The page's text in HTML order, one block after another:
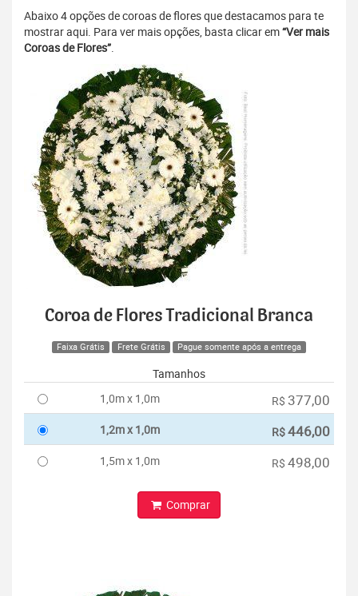
Abaixo 4 opções de coroas de flores que destacamos para te
mostrar aqui. Para ver mais opções, basta clicar em“Ver mais
Coroas de Flores”.
Coroa de Flores Tradicional Branca
Faixa Grátis Frete Grátis Pague somente após a entrega
Tamanhos
1,0m x 1,0m
R$ 377,00
1,2m x 1,0m R$446,00
1,5m x 1,0m R$ 498,00
Comprar